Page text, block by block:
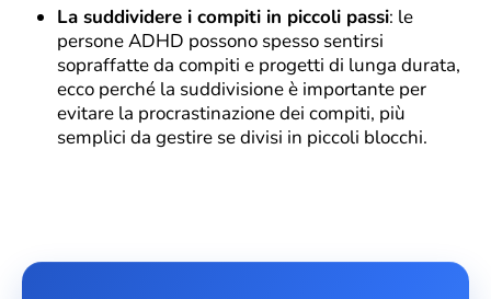
La suddividere i compiti in piccoli passi: le
persone ADHD possono spesso sentirsi
sopraffatte da compiti e progetti di lunga durata,
ecco perché la suddivisione è importante per
evitare la procrastinazione dei compiti, più
semplici da gestire se divisi in piccoli blocchi.